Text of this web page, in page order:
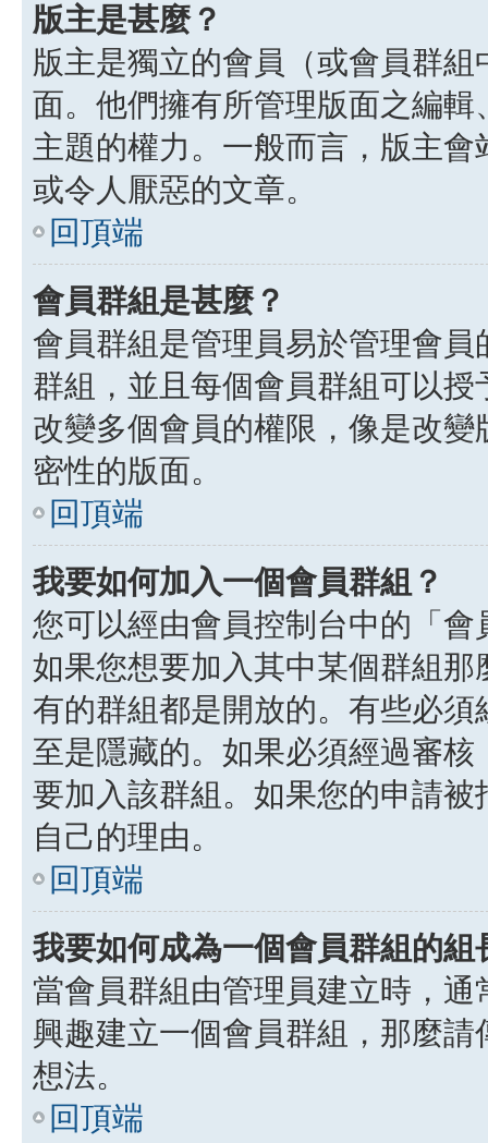
版主是甚麼？
版主是獨立的會員（或會員群
面。他們擁有所管理版面之編
主題的權力。一般而言，版主
或令人厭惡的文章。
回頂端
會員群組是甚麼？
會員群組是管理員易於管理會
群組，並且每個會員群組可以
改變多個會員的權限，像是改
密性的版面。
回頂端
我要如何加入一個會員群組？
您可以經由會員控制台中的「
如果您想要加入其中某個群組
有的群組都是開放的。有些必
至是隱藏的。如果必須經過審
要加入該群組。如果您的申請
自己的理由。
回頂端
我要如何成為一個會員群組的組
當會員群組由管理員建立時，
興趣建立一個會員群組，那麼
想法。
回頂端